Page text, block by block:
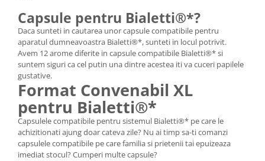
Capsule pentru Bialetti®*?
Daca sunteti in cautarea unor capsule compatibile pentru
aparatul dumneavoastra Bialetti®*, sunteti in locul potrivit.
Avem 12 arome diferite in capsule compatibile Bialetti®* si
suntem siguri ca cel putin una dintre acestea iti va cuceri papilele
gustative.
Format Convenabil XL
pentru Bialetti®*
Capsulele compatibile pentru sistemul Bialetti®* pe care le
achizitionati ajung doar cateva zile? Nu ai timp sa-ti comanzi
capsulele compatibile pe care familia si prietenii tai epuizeaza
imediat stocul? Cumperi multe capsule?